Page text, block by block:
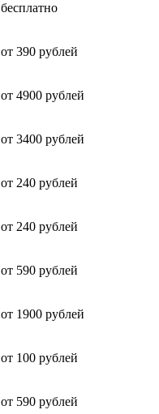
бесплатно
от 390 рублей
от 4900 рублей
от 3400 рублей
от 240 рублей
от 240 рублей
от 590 рублей
от 1900 рублей
от 100 рублей
от 590 рублей